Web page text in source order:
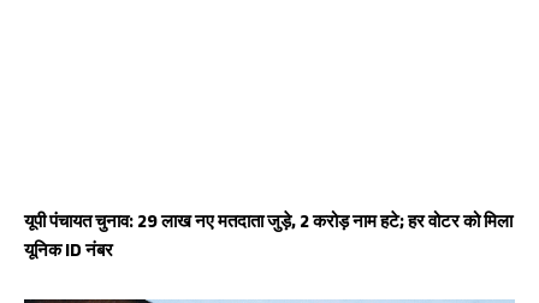
यूपी पंचायत चुनाव: 29 लाख नए मतदाता जुड़े, 2 करोड़ नाम हटे; हर वोटर को मिला
यूनिक ID नंबर